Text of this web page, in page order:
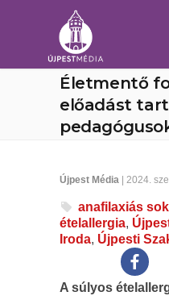
Életmentő
előadást
Újpest Média | 2024.
anafilaxiás
ételallergia,
Iroda, Újpesti
A súlyos